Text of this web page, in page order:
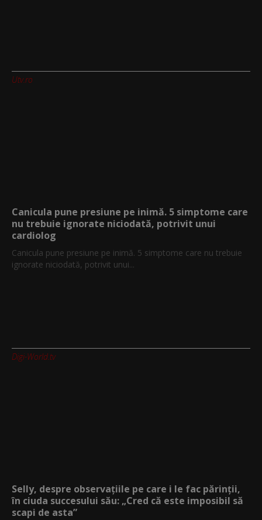
Utv.ro
Canicula pune presiune pe inimă. 5 simptome care
nu trebuie ignorate niciodată, potrivit unui
cardiolog
Canicula pune presiune pe inimă. 5 simptome care nu trebuie
ignorate niciodată, potrivit unui...
Digi-World.tv
Selly, despre observațiile pe care i le fac părinții,
în ciuda succesului său: „Cred că este imposibil să
scapi de asta”